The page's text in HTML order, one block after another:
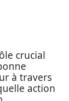
crucial
à travers
action